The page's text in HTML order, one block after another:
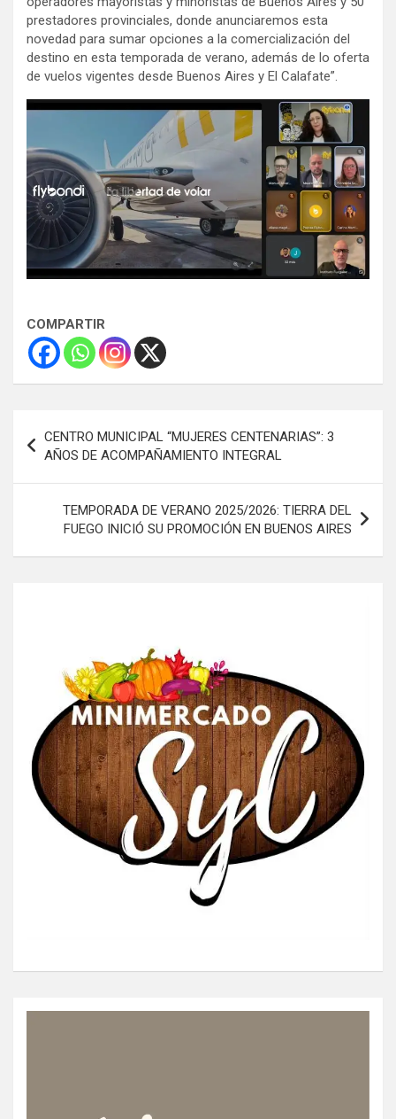
prestadores provinciales, donde anunciaremos esta
novedad para sumar opciones a la comercialización del
destino en esta temporada de verano, además de lo oferta
de vuelos vigentes desde Buenos Aires y El Calafate”.
COMPARTIR
de
entradas
CENTRO MUNICIPAL “MUJERES CENTENARIAS”: 3
AÑOS DE ACOMPAÑAMIENTO INTEGRAL
TEMPORADA DE VERANO 2025/2026: TIERRA DEL
FUEGO INICIÓ SU PROMOCIÓN EN BUENOS AIRES